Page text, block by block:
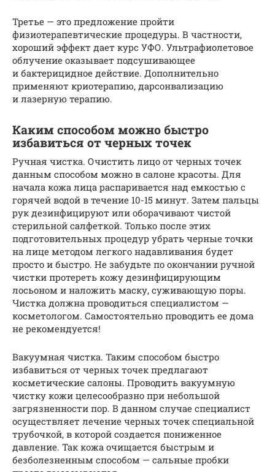
Третье — это предложение пройти
физиотерапевтические процедуры. В частности,
хороший эффект дает курс УФО. Ультрафиолетовое
облучение оказывает подсушивающее
и бактерицидное действие. Дополнительно
применяют криотерапию, дарсонвализацию
и лазерную терапию.
Каким способом можно быстро
избавиться от черных точек
Ручная чистка. Очистить лицо от черных точек
данным способом можно в салоне красоты. Для
начала кожа лица распаривается над емкостью с
горячей водой в течение 10-15 минут. Затем пальцы
рук дезинфицируют или оборачивают чистой
стерильной салфеткой. Только после этих
подготовительных процедур убрать черные точки
на лице методом легкого надавливания будет
просто и быстро. Не забудьте по окончании ручной
чистки протереть кожу дезинфицирующим
лосьоном и наложить маску, суживающую поры.
Чистка должна проводиться специалистом —
косметологом. Самостоятельно проводить ее дома
не рекомендуется!
Вакуумная чистка. Таким способом быстро
избавиться от черных точек предлагают
косметические салоны. Проводить вакуумную
чистку кожи целесообразно при небольшой
загрязненности пор. В данном случае специалист
осуществляет лечение черных точек специальной
трубочкой, в которой создается пониженное
давление. Так кожа очищается быстрым и
безболезненным способом — сальные пробки